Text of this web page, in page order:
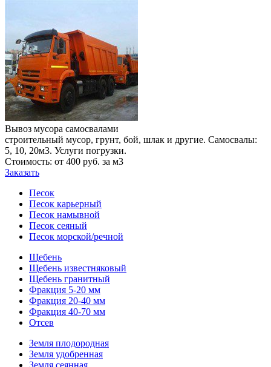
Вывоз мусора самосвалами
строительный мусор, грунт, бой, шлак и другие. Самосвалы:
5, 10, 20м3. Услуги погрузки.
Стоимость: от 400 руб. за м3
Заказать
Песок
Песок карьерный
Песок намывной
Песок сеяный
Песок морской/речной
Щебень
Щебень известняковый
Щебень гранитный
Фракция 5-20 мм
Фракция 20-40 мм
Фракция 40-70 мм
Отсев
Земля плодородная
Земля удобренная
Земля сеянная